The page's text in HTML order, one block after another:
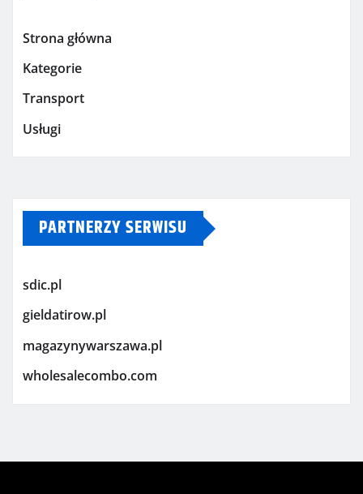
Strona główna
Kategorie
Transport
Usługi
PARTNERZY SERWISU
sdic.pl
gieldatirow.pl
magazynywarszawa.pl
wholesalecombo.com